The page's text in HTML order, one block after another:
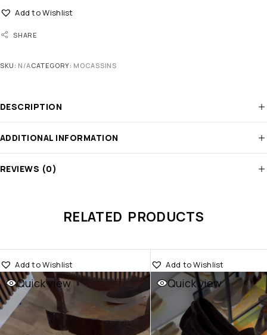
Add to Wishlist
SHARE
SKU: N/ACATEGORY: MOCASSINS
DESCRIPTION
ADDITIONAL INFORMATION
REVIEWS (0)
RELATED PRODUCTS
-31%
Quick view
Add to Wishlist
Quick view
Add to Wishlist